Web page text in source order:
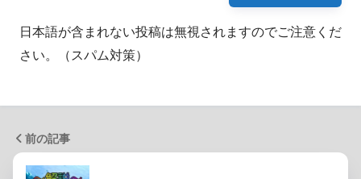
日本語が含まれない投稿は無視されますのでご注意くだ
さい。（スパム対策）
前の記事